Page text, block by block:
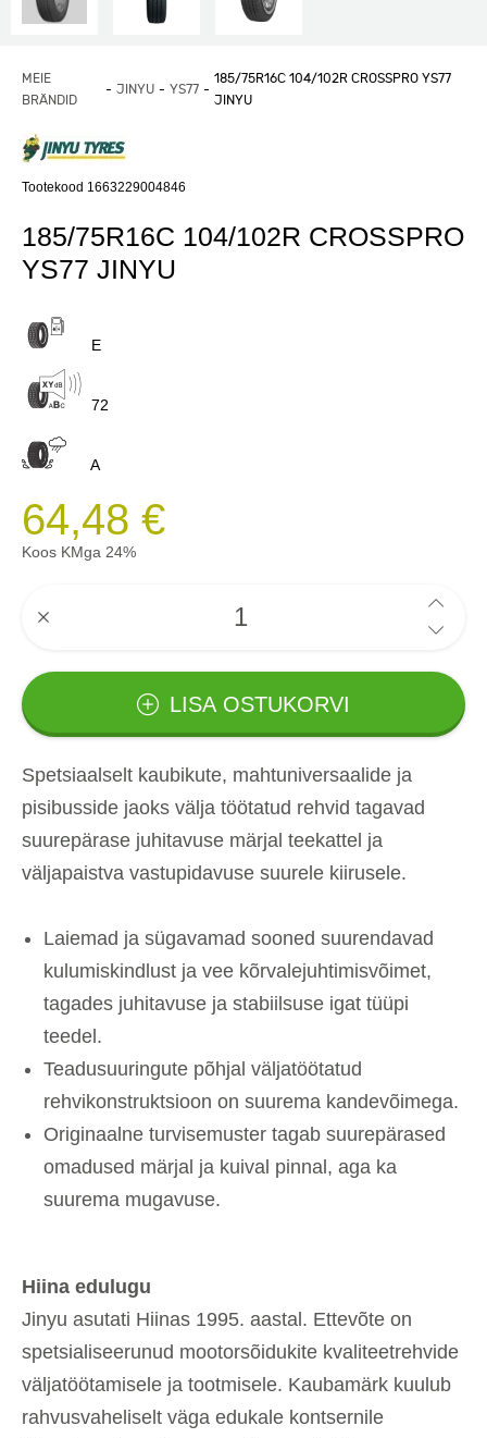
MEIE
BRÄNDID
JINYU YS77
185/75R16C 104/102R CROSSPRO YS77
JINYU
Tootekood 1663229004846
185/75R16C 104/102R CROSSPRO
YS77 JINYU
E
72
A
64,48 €
Koos KMga 24%
LISA OSTUKORVI
Spetsiaalselt kaubikute, mahtuniversaalide ja
pisibusside jaoks välja töötatud rehvid tagavad
suurepärase juhitavuse märjal teekattel ja
väljapaistva vastupidavuse suurele kiirusele.
Laiemad ja sügavamad sooned suurendavad
kulumiskindlust ja vee kõrvalejuhtimisvõimet,
tagades juhitavuse ja stabiilsuse igat tüüpi
teedel.
Teadusuuringute põhjal väljatöötatud
rehvikonstruktsioon on suurema kandevõimega.
Originaalne turvisemuster tagab suurepärased
omadused märjal ja kuival pinnal, aga ka
suurema mugavuse.
Hiina edulugu
Jinyu asutati Hiinas 1995. aastal. Ettevõte on
spetsialiseerunud mootorsõidukite kvaliteetrehvide
väljatöötamisele ja tootmisele. Kaubamärk kuulub
rahvusvaheliselt väga edukale kontsernile